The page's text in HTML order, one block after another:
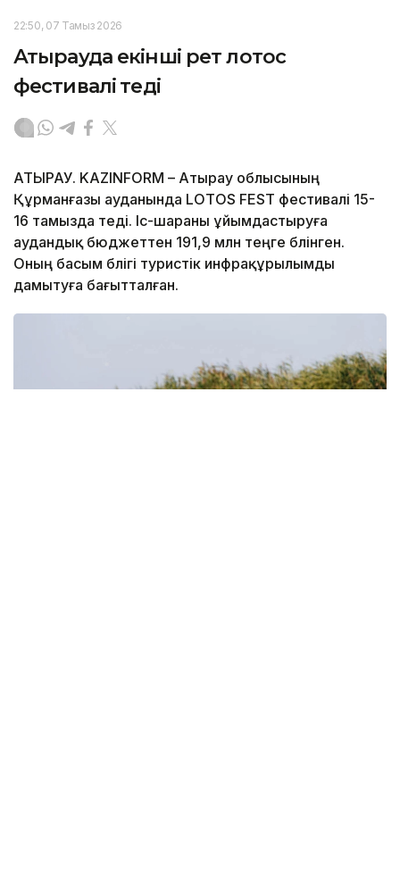
22:50, 07 Тамыз 2026
Атырауда екінші рет лотос
фестивалі өтеді
АТЫРАУ. KAZINFORM – Атырау облысының
Құрманғазы ауданында LOTOS FEST фестивалі 15-
16 тамызда өтеді. Іс-шараны ұйымдастыруға
аудандық бюджеттен 191,9 млн теңге бөлінген.
Оның басым бөлігі туристік инфрақұрылымды
дамытуға бағытталған.